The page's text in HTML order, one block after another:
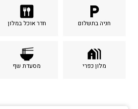
local_parking
חניה בתשלום
dining
חדר אוכל במלון
holiday_village
מלון כפרי
ramen_dining
מסעדת שף